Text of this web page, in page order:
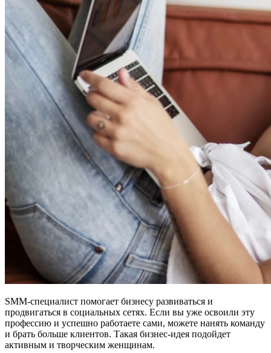
SMM-специалист помогает бизнесу развиваться и
продвигаться в социальных сетях. Если вы уже освоили эту
профессию и успешно работаете сами, можете нанять команду
и брать больше клиентов. Такая бизнес-идея подойдет
активным и творческим женщинам.